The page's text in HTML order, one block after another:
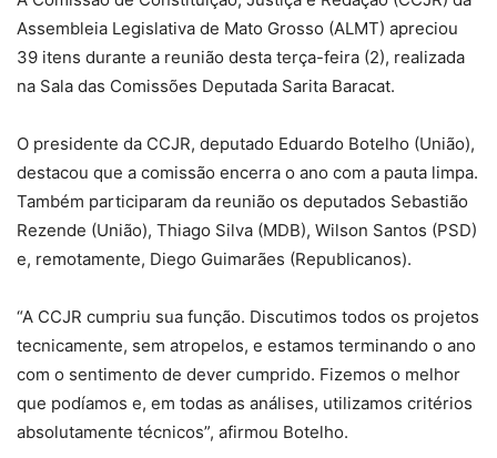
Assembleia Legislativa de Mato Grosso (ALMT) apreciou
39 itens durante a reunião desta terça-feira (2), realizada
na Sala das Comissões Deputada Sarita Baracat.
O presidente da CCJR, deputado Eduardo Botelho (União),
destacou que a comissão encerra o ano com a pauta limpa.
Também participaram da reunião os deputados Sebastião
Rezende (União), Thiago Silva (MDB), Wilson Santos (PSD)
e, remotamente, Diego Guimarães (Republicanos).
“A CCJR cumpriu sua função. Discutimos todos os projetos
tecnicamente, sem atropelos, e estamos terminando o ano
com o sentimento de dever cumprido. Fizemos o melhor
que podíamos e, em todas as análises, utilizamos critérios
absolutamente técnicos”, afirmou Botelho.